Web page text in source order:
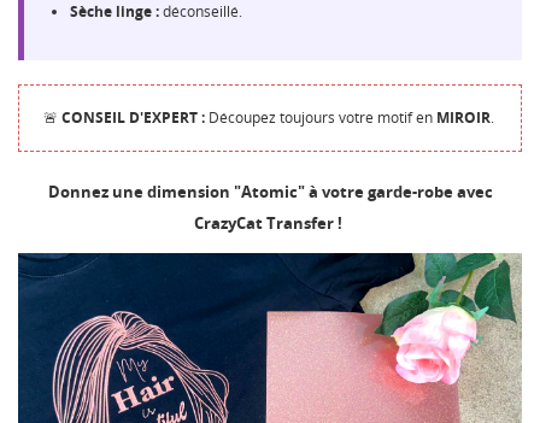
Sèche linge :déconseillé.
🚨 CONSEIL D'EXPERT :Découpez toujours votre motif en MIROIR.
Donnez une dimension "Atomic" à votre garde-robe avec
CrazyCat Transfer !
MES LISTES
CRÉER UNE LISTE D'ENVIES
NOM DE LA LISTE D'ENVIES
CONNEXION
Vous devez être connecté pour ajouter des produits à
votre liste d'envies.